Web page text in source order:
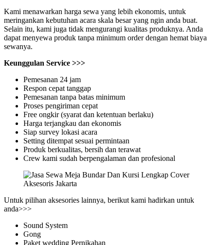
Kami menawarkan harga sewa yang lebih ekonomis, untuk
meringankan kebutuhan acara skala besar yang ngin anda buat.
Selain itu, kami juga tidak mengurangi kualitas produknya. Anda
dapat menyewa produk tanpa minimum order dengan hemat biaya
sewanya.
Keunggulan Service >>>
Pemesanan 24 jam
Respon cepat tanggap
Pemesanan tanpa batas minimum
Proses pengiriman cepat
Free ongkir (syarat dan ketentuan berlaku)
Harga terjangkau dan ekonomis
Siap survey lokasi acara
Setting ditempat sesuai permintaan
Produk berkualitas, bersih dan terawat
Crew kami sudah berpengalaman dan profesional
Untuk pilihan aksesories lainnya, berikut kami hadirkan untuk
anda>>>
Sound System
Gong
Paket wedding Pernikahan